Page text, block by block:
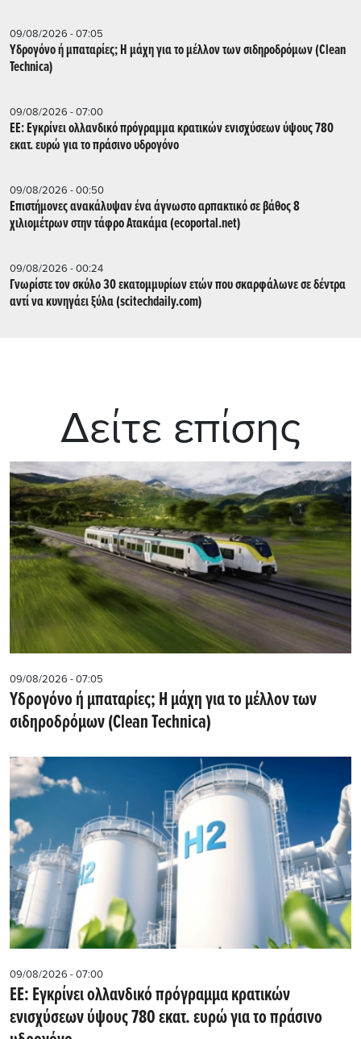
09/08/2026 - 07:05
Υδρογόνο ή μπαταρίες; Η μάχη για το μέλλον των σιδηροδρόμων (Clean
Technica)
09/08/2026 - 07:00
ΕΕ: Εγκρίνει ολλανδικό πρόγραμμα κρατικών ενισχύσεων ύψους 780
εκατ. ευρώ για το πράσινο υδρογόνο
09/08/2026 - 00:50
Επιστήμονες ανακάλυψαν ένα άγνωστο αρπακτικό σε βάθος 8
χιλιομέτρων στην τάφρο Ατακάμα (ecoportal.net)
09/08/2026 - 00:24
Γνωρίστε τον σκύλο 30 εκατομμυρίων ετών που σκαρφάλωνε σε δέντρα
αντί να κυνηγάει ξύλα (scitechdaily.com)
Δείτε επίσης
09/08/2026 - 07:05
Υδρογόνο ή μπαταρίες; Η μάχη για το μέλλον των
σιδηροδρόμων (Clean Technica)
09/08/2026 - 07:00
ΕΕ: Εγκρίνει ολλανδικό πρόγραμμα κρατικών
ενισχύσεων ύψους 780 εκατ. ευρώ για το πράσινο